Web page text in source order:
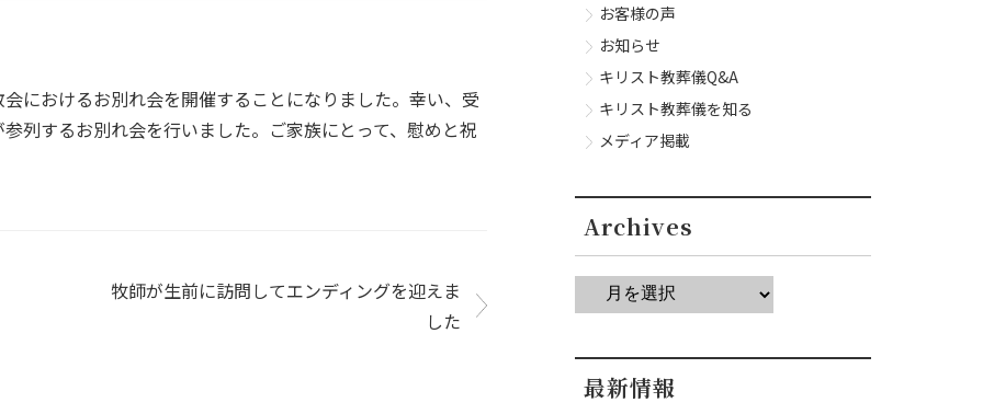
におけるお別れ会を開催することになりました。幸い、受
列するお別れ会を行いました。ご家族にとって、慰めと祝
牧師が生前に訪問してエンディングを迎えま
した
お客様の声
お知らせ
キリスト教葬儀Q&A
キリスト教葬儀を知る
メディア掲載
Archives
最新情報